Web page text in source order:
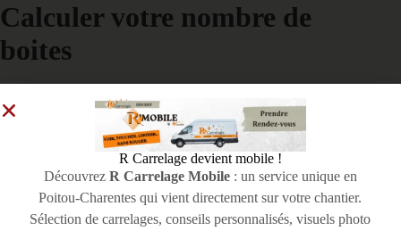
Calculer votre nombre de
boites
Renseignez la surface à couvrir et nous calculerons
automatiquement le nombre de boites dont vous avez
besoin. Vous pouvez ajouter une marge de 10% pour
Surface à couvrir en m²*
R Carrelage devient mobile !
Découvrez R Carrelage Mobile: un service unique en
Poitou-Charentes qui vient directement sur votre chantier.
Sélection de carrelages, conseils personnalisés, visuels photo